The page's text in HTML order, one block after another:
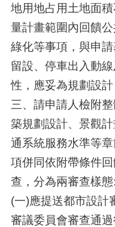
地用地占用土地面
量計畫範圍內回饋公
綠化等事項，與申
留設、停車出入動
性，應妥為規劃設計
三、請申請人檢附
築規劃設計、景觀
通系統服務水準等
項併同依附帶條件
查，分為兩審查樣態:
(一)應提送都市設計
審議委員會審查通